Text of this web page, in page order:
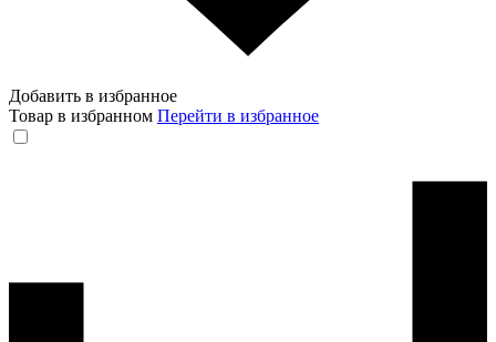
Добавить в избранное
Товар в избранном Перейти в избранное